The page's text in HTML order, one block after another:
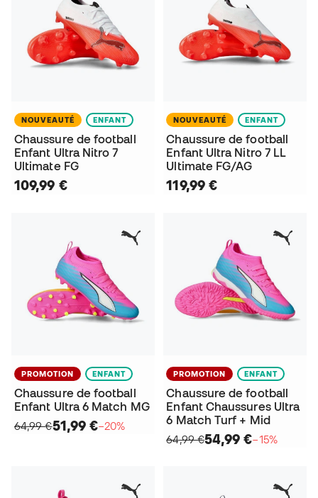
NOUVEAUTÉ ENFANT
Chaussure de football
Enfant Ultra Nitro 7
Ultimate FG
109,99 €
NOUVEAUTÉ ENFANT
Chaussure de football
Enfant Ultra Nitro 7 LL
Ultimate FG/AG
119,99 €
PROMOTION ENFANT
Chaussure de football
Enfant Ultra 6 Match MG
64,99 €51,99 €−20%
PROMOTION ENFANT
Chaussure de football
Enfant Chaussures Ultra
6 Match Turf + Mid
64,99 €54,99 €−15%